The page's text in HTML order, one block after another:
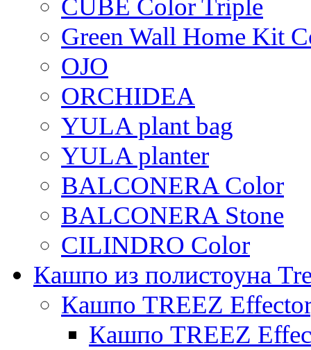
CUBE Color Triple
Green Wall Home Kit
OJO
ORCHIDEA
YULA plant bag
YULA planter
BALCONERA Color
BALCONERA Stone
CILINDRO Color
Кашпо из полистоуна
Кашпо TREEZ
Кашпо TREEZ